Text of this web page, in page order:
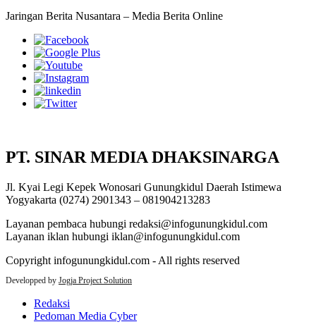
Jaringan Berita Nusantara – Media Berita Online
PT. SINAR MEDIA DHAKSINARGA
Jl. Kyai Legi Kepek Wonosari Gunungkidul Daerah Istimewa
Yogyakarta (0274) 2901343 – 081904213283
Layanan pembaca hubungi redaksi@infogunungkidul.com
Layanan iklan hubungi iklan@infogunungkidul.com
Copyright infogunungkidul.com - All rights reserved
Developped by Jogja Project Solution
Redaksi
Pedoman Media Cyber